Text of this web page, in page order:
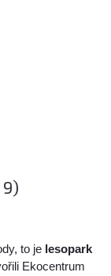
to je lesopark
Ekocentrum